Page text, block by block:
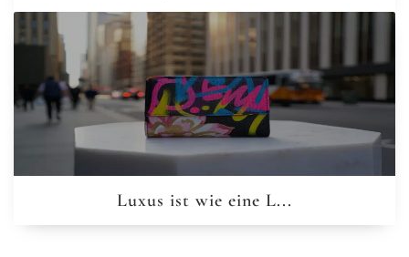
Luxus ist wie eine L...